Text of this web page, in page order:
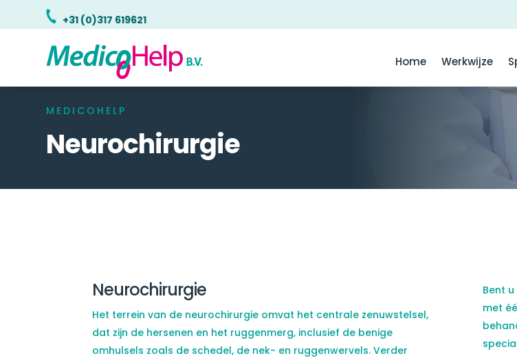
+31 (0)317 619621
Home Werkwijze
MEDICOHELP
Neurochirurgie
Neurochirurgie
Het terrein van de neurochirurgie omvat het centrale zenuwstelsel,
dat zijn de hersenen en het ruggenmerg, inclusief de benige
omhulsels zoals de schedel, de nek- en ruggenwervels. Verder
Bent
met